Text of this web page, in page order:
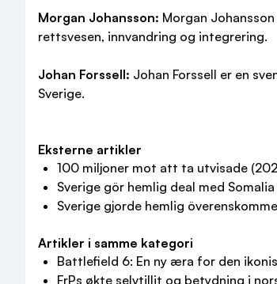
Morgan Johansson: Morgan
rettsvesen, innvandring og integrering.
Johan Forssell: Johan Forssell er en
Sverige.
Eksterne artikler
100 miljoner mot att ta utvisade
Sverige gör hemlig deal med
Sverige gjorde hemlig
Artikler i samme kategori
Battlefield 6: En ny æra for den
FrPs økte selvtillit og betydning i